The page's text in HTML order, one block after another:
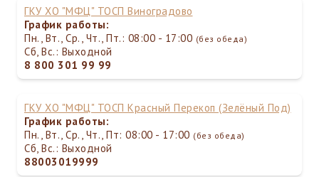
ГКУ ХО "МФЦ" ТОСП Виноградово
График работы:
Пн., Вт., Ср., Чт., Пт.: 08:00 - 17:00 (без обеда)
Сб, Вс.: Выходной
8 800 301 99 99
ГКУ ХО "МФЦ" ТОСП Красный Перекоп (Зелёный Под)
График работы:
Пн., Вт., Ср., Чт., Пт: 08:00 - 17:00 (без обеда)
Сб, Вс.: Выходной
88003019999